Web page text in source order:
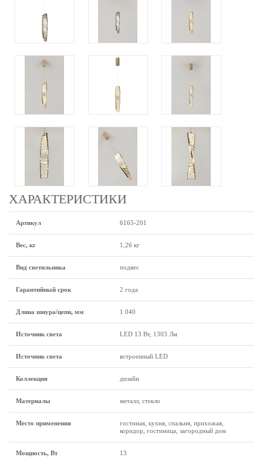
ХАРАКТЕРИСТИКИ
Артикул 6165-201
Вес, кг 1,26 кг
Вид светильника подвес
Гарантийный срок 2 года
Длина шнура/цепи, мм 1 040
Источник светa LED 13 Вт, 1303 Лм
Источник света встроенный LED
Коллекция дизайн
Материалы металл, стекло
Место применения
гостиная, кухня, спальня, прихожая,
коридор, гостиница, загородный дом
Мощность, Вт 13